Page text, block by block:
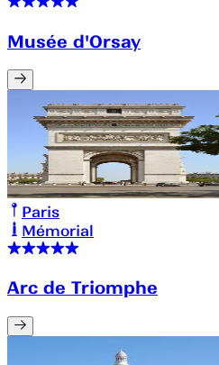
Musée d'Orsay
Paris
Mémorial
Arc de Triomphe